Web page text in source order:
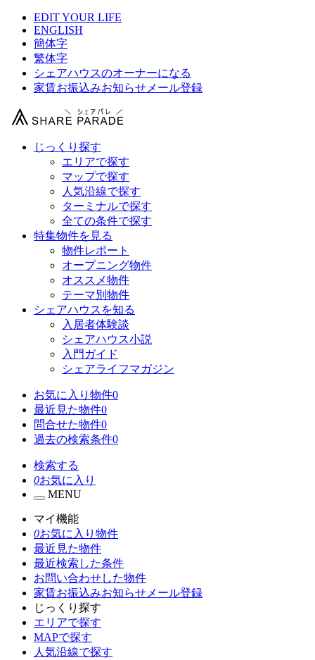
EDIT YOUR LIFE
ENGLISH
簡体字
繁体字
シェアハウスのオーナーになる
家賃お振込みお知らせメール登録
じっくり探す
エリアで探す
マップで探す
人気沿線で探す
ターミナルで探す
全ての条件で探す
特集物件を見る
物件レポート
オープニング物件
オススメ物件
テーマ別物件
シェアハウスを知る
入居者体験談
シェアハウス小説
入門ガイド
シェアライフマガジン
お気に入り物件0
最近見た物件0
問合せた物件0
過去の検索条件0
検索する
0お気に入り
MENU
マイ機能
0お気に入り物件
最近見た物件
最近検索した条件
お問い合わせした物件
家賃お振込みお知らせメール登録
じっくり探す
エリアで探す
MAPで探す
人気沿線で探す